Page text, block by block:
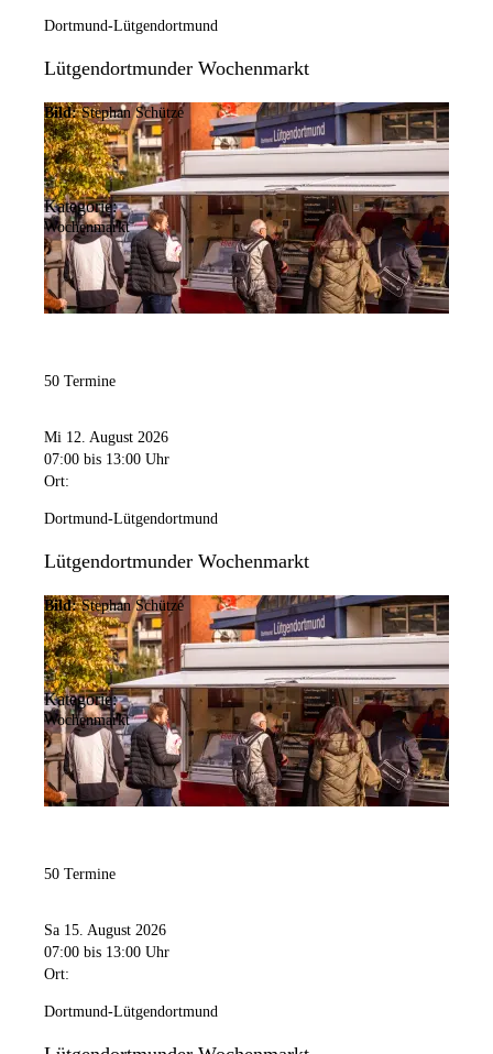
Dortmund-Lütgendortmund
Lütgendortmunder Wochenmarkt
Bild: Stephan Schütze
Kategorie:
Wochenmarkt
50 Termine
Mi 12. August 2026
07:00 bis 13:00 Uhr
Ort:
Dortmund-Lütgendortmund
Lütgendortmunder Wochenmarkt
Bild: Stephan Schütze
Kategorie:
Wochenmarkt
50 Termine
Sa 15. August 2026
07:00 bis 13:00 Uhr
Ort:
Dortmund-Lütgendortmund